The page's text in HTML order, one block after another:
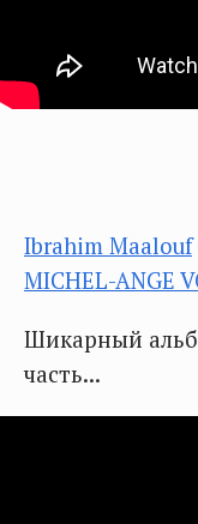
Ibrahim Maalouf
MICHEL-ANGE
Шикарный
часть...